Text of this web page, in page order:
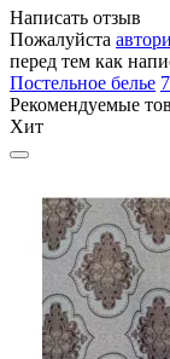
Написать отзыв
Пожалуйста
перед тем как
Постельное белье
Рекомендуемые
Хит